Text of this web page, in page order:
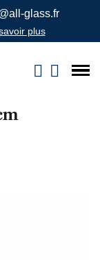
glass.fr
plus